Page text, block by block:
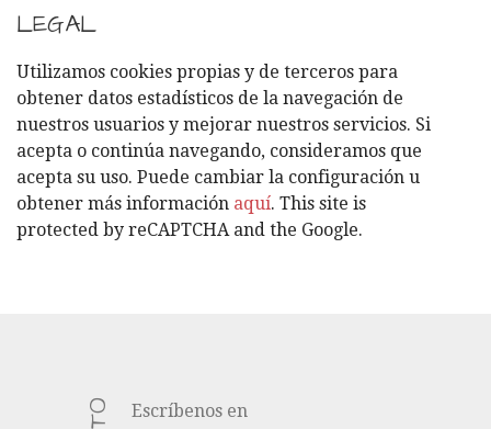
T
E
G
O
R
Í
A
S
LEGAL
Utilizamos cookies propias y de terceros para
obtener datos estadísticos de la navegación de
nuestros usuarios y mejorar nuestros servicios. Si
acepta o continúa navegando, consideramos que
acepta su uso. Puede cambiar la configuración u
obtener más información aquí. This site is
protected by reCAPTCHA and the Google.
Escríbenos en